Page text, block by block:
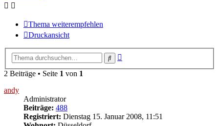
Thema weiterempfehlen
Druckansicht
Suche
2 Beiträge • Seite 1 von 1
andy
Administrator
Beiträge: 488
Registriert: Dienstag 15. Januar 2008, 11:51